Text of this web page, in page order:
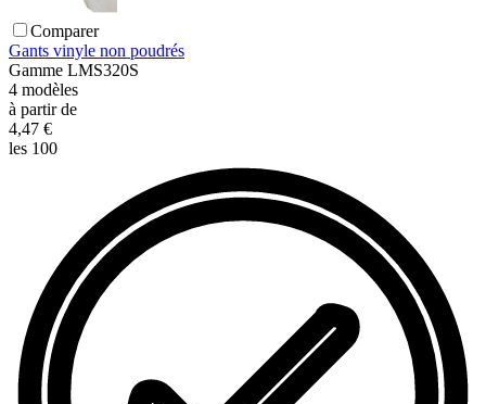
Comparer
Gants vinyle non poudrés
Gamme LMS320S
4 modèles
à partir de
4,47 €
les 100